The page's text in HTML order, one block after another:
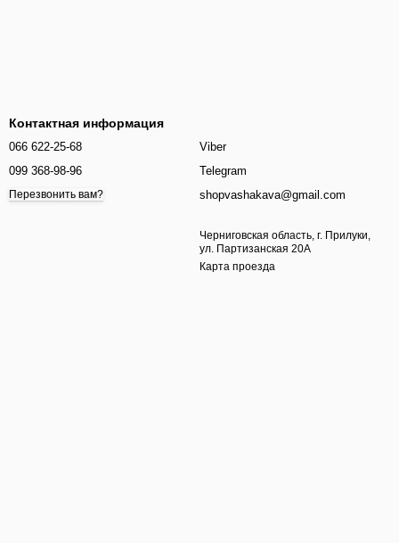
Контактная информация
066 622-25-68
099 368-98-96
Перезвонить вам?
Viber
Telegram
shopvashakava@gmail.com
Черниговская область, г. Прилуки,
ул. Партизанская 20А
Карта проезда